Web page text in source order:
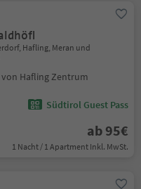
Hafling, Meran und
von Hafling Zentrum
Südtirol Guest Pass
ab 95€
1 Nacht / 1 Apartment Inkl. MwSt.